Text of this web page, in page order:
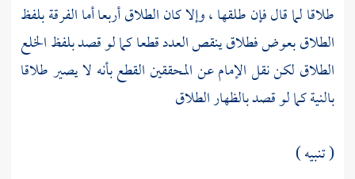
طلاقا لما قال فإن طلقها ، وإلا كان الطلاق أربعا أما الفرقة بلفظ
الطلاق بعوض فطلاق ينقص العدد قطعا كما لو قصد بلفظ الخلع
الطلاق لكن نقلالإمامعن المحققين القطع بأنه لا يصير طلاقا
بالنية كما لو قصد بالظهار الطلاق
( تنبيه )